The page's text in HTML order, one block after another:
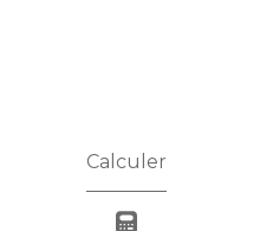
Calculer